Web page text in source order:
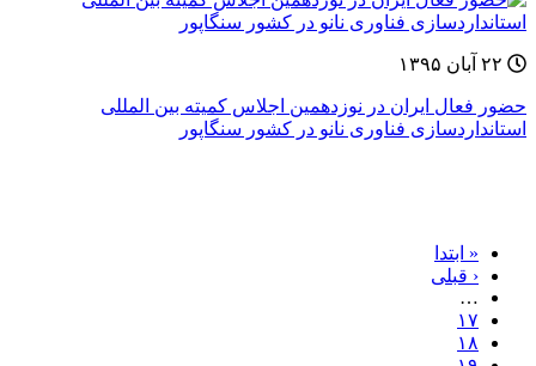
حضور فعال ایران در نوزدهمین اجلاس کمیته بین المللی
استانداردسازی فناوری نانو در کشور سنگاپور
« ابتدا
‹ قبلی
…
۱۷
۱۸